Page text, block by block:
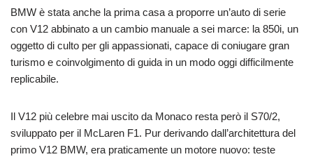
BMW è stata anche la prima casa a proporre un’auto di serie
con V12 abbinato a un cambio manuale a sei marce: la 850i, un
oggetto di culto per gli appassionati, capace di coniugare gran
turismo e coinvolgimento di guida in un modo oggi difficilmente
replicabile.
Il V12 più celebre mai uscito da Monaco resta però il S70/2,
sviluppato per il McLaren F1. Pur derivando dall’architettura del
primo V12 BMW, era praticamente un motore nuovo: teste